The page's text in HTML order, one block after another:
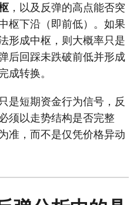
，以及反弹的高点能否突
枢下沿（即前低）。如果
形成中枢，则大概率只是
后回踩未跌破前低并形成
成转换。
是短期资金行为信号，反
须以走势结构是否完整
准，而不是仅凭价格异动